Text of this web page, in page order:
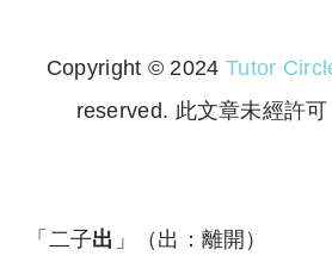
Copyright © 2024 Tutor
reserved. 此文章未經許可
「二子出 」（出：離開）